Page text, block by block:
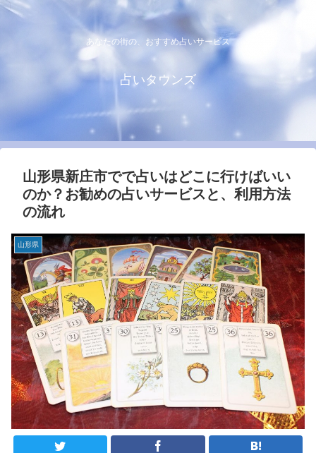
あなたの街の、おすすめ占いサービス
占いタウンズ
山形県新庄市でで占いはどこに行けばいい
のか？お勧めの占いサービスと、利用方法
の流れ
山形県